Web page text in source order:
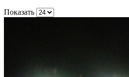
Показать